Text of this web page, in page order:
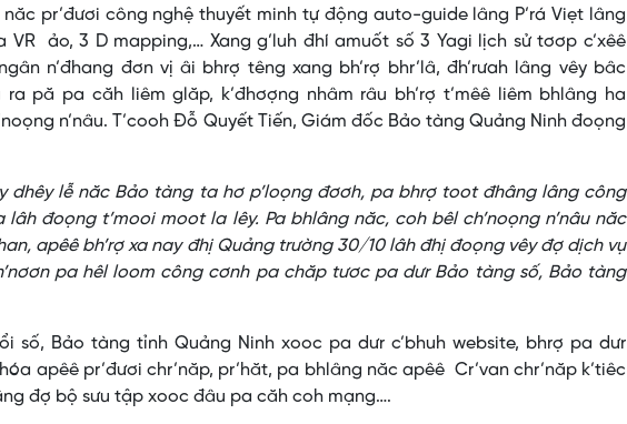
pr’đươi công nghệ thuyết minh tự động auto-guide lâng P’rá Viẹt lâng
VR ảo, 3 D mapping,… Xang g’luh đhí amuốt số 3 Yagi lịch sử tơơp c’xêê
n’đhang đơn vị âi bhrợ têng xang bh’rợ bhr’lâ, đh’rưah lâng vêy bâc
ra pă pa căh liêm glăp, k’đhơợng nhâm râu bh’rợ t’mêê liêm bhlâng ha
n’nâu. T’cooh Đỗ Quyết Tiến, Giám đốc Bảo tàng Quảng Ninh đoọng
dhêy lễ năc Bảo tàng ta hơ p’loọng đơơh, pa bhrợ toot đhâng lâng công
lâh đoọng t’mooi moot la lêy. Pa bhlâng năc, coh bêl ch’noọng n’nâu năc
apêê bh’rợ xa nay đhị Quảng trường 30/10 lâh đhị đoọng vêy đợ dịch vụ
pa hêl loom công cơnh pa chăp tươc pa dưr Bảo tàng số, Bảo tàng
số, Bảo tàng tỉnh Quảng Ninh xooc pa dưr c’bhuh website, bhrợ pa dưr
apêê pr’đươi chr’năp, pr’hăt, pa bhlâng năc apêê Cr’van chr’năp k’tiêc
đợ bộ sưu tập xooc đâu pa căh coh mạng….